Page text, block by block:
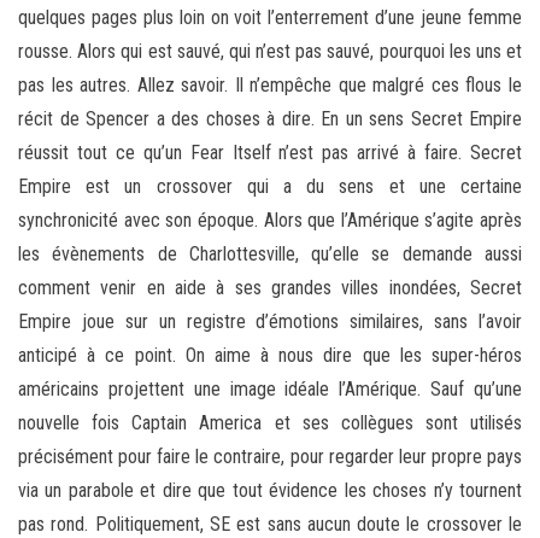
quelques pages plus loin on voit l’enterrement d’une jeune femme
rousse. Alors qui est sauvé, qui n’est pas sauvé, pourquoi les uns et
pas les autres. Allez savoir. Il n’empêche que malgré ces flous le
récit de Spencer a des choses à dire. En un sens Secret Empire
réussit tout ce qu’un Fear Itself n’est pas arrivé à faire. Secret
Empire est un crossover qui a du sens et une certaine
synchronicité avec son époque. Alors que l’Amérique s’agite après
les évènements de Charlottesville, qu’elle se demande aussi
comment venir en aide à ses grandes villes inondées, Secret
Empire joue sur un registre d’émotions similaires, sans l’avoir
anticipé à ce point. On aime à nous dire que les super-héros
américains projettent une image idéale l’Amérique. Sauf qu’une
nouvelle fois Captain America et ses collègues sont utilisés
précisément pour faire le contraire, pour regarder leur propre pays
via un parabole et dire que tout évidence les choses n’y tournent
pas rond. Politiquement, SE est sans aucun doute le crossover le